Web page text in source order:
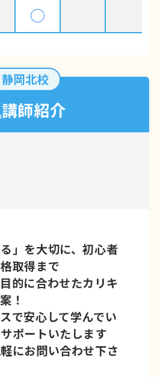
◯
静岡北校
講師紹介
る」を大切に、初心者
取得まで
的に合わせたカリキ
！
で安心して学んでい
ポートいたします
にお問い合わせ下さ